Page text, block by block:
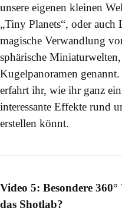
unsere eigenen kleinen
„Tiny Planets“, oder auch
magische Verwandlung
sphärische
Kugelpanoramen
erfahrt ihr, wie ihr ganz
interessante Effekte rund
erstellen könnt.
Video 5: Besondere
das Shotlab?